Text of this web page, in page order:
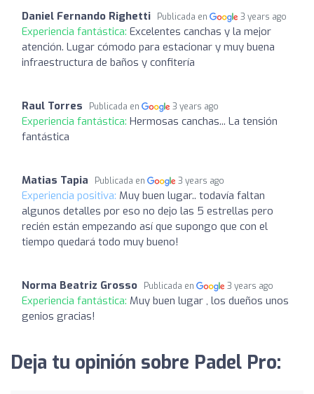
Daniel Fernando Righetti Publicada en 3 years ago
Experiencia fantástica: Excelentes canchas y la mejor
atención. Lugar cómodo para estacionar y muy buena
infraestructura de baños y confitería
Raul Torres Publicada en 3 years ago
Experiencia fantástica: Hermosas canchas... La tensión
fantástica
Matias Tapia Publicada en 3 years ago
Experiencia positiva: Muy buen lugar.. todavía faltan
algunos detalles por eso no dejo las 5 estrellas pero
recién están empezando así que supongo que con el
tiempo quedará todo muy bueno!
Norma Beatriz Grosso Publicada en 3 years ago
Experiencia fantástica: Muy buen lugar , los dueños unos
genios gracias!
Deja tu opinión sobre Padel Pro: